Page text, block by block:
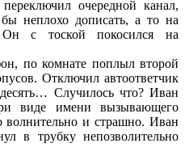
очередной канал,
неплохо дописать, а то на
Он с тоской покосился на
по комнате поплыл второй
Отключил автоответчик
Случилось что? Иван
виде имени вызывающего
волнительно и страшно. Иван
в трубку непозволительно